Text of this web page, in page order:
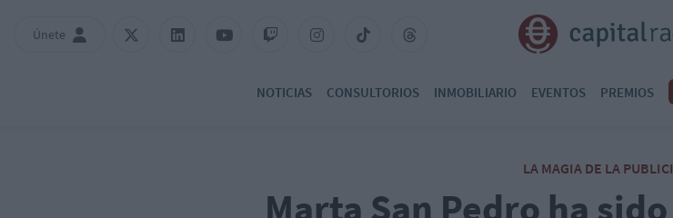
Únete
NOTICIAS CONSULTORIOS INMOBILIARIO EVENTOS PREMIOS
LA MAGIA DE LA
Marta San Pedro ha